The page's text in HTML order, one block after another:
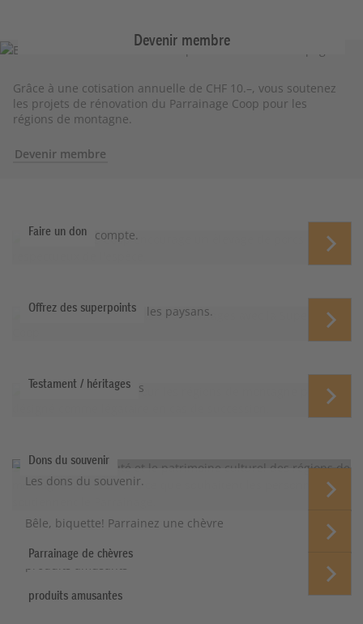
Devenir membre
Grâce à une cotisation annuelle de CHF 10.–, vous soutenez
les projets de rénovation du Parrainage Coop pour les
régions de montagne.
Devenir membre
Faire un don
Chaque don compte.
Offrez des superpoints
Des superpoints pour les paysans.
Testament / héritages
Testament / héritages
Dons du souvenir
Les dons du souvenir.
Parrainage de chèvres
Bêle, biquette! Parrainez une chèvre
produits amusantes
produits amusants